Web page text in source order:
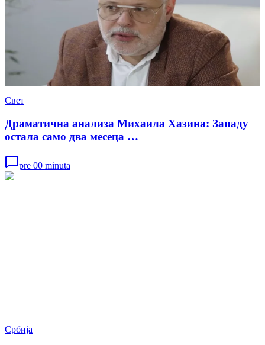
Свет
Драматична анализа Михаила Хазина: Западу
остала само два месеца …
pre 00 minuta
Србија